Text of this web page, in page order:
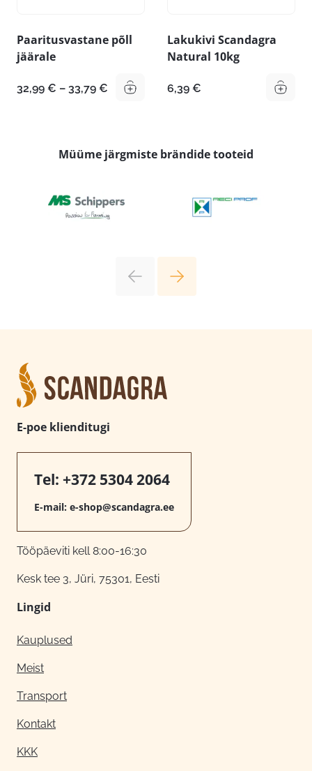
Paaritusvastane põll
jäärale
32,99 € – 33,79 € Hinnavahemik:
Lakukivi Scandagra
Natural 10kg
6,39 €
Müüme järgmiste brändide tooteid
E-poe klienditugi
Tel: +372 5304 2064
E-mail: e-shop@scandagra.ee
Tööpäeviti kell 8:00-16:30
Kesk tee 3, Jüri, 75301, Eesti
Lingid
Kauplused
Meist
Transport
Kontakt
KKK